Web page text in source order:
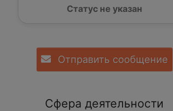
Статус не указан
Отправить сообщение
Сфера деятельности